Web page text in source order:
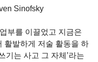
Sinofsky
부를 이끌었고 지금은
활발하게 저술 활동을 하
기는 사고 그 자체’라는